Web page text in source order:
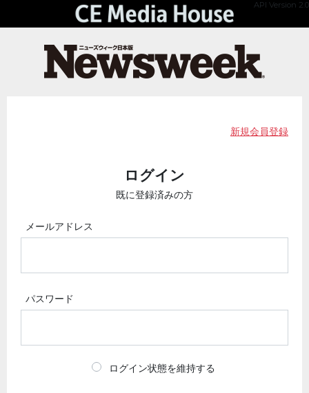
API Version 2.0
新規会員登録
ログイン
既に登録済みの方
メールアドレス
パスワード
ログイン状態を維持する